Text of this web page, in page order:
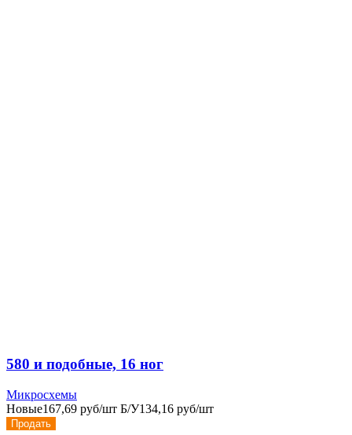
580 и подобные, 16 ног
Микросхемы
Новые167,69 руб/шт Б/У134,16 руб/шт
Продать